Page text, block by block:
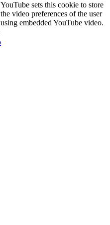
YouTube sets this cookie to store
the video preferences of the user
using embedded YouTube video.